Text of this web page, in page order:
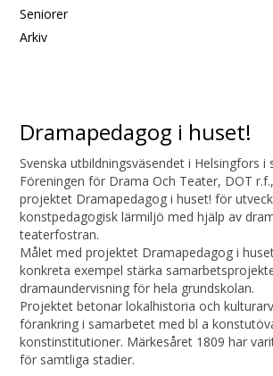
Seniorer
Arkiv
Dramapedagog i huset!
Svenska utbildningsväsendet i Helsingfors i
Föreningen för Drama Och Teater, DOT
projektet Dramapedagog i huset! för
konstpedagogisk lärmiljö med hjälp av
teaterfostran.
Målet med projektet Dramapedagog i
konkreta exempel stärka
dramaundervisning för hela grundskolan.
Projektet betonar lokalhistoria och
förankring i samarbetet med bl a
konstinstitutioner. Märkesåret 1809 har
för samtliga stadier.